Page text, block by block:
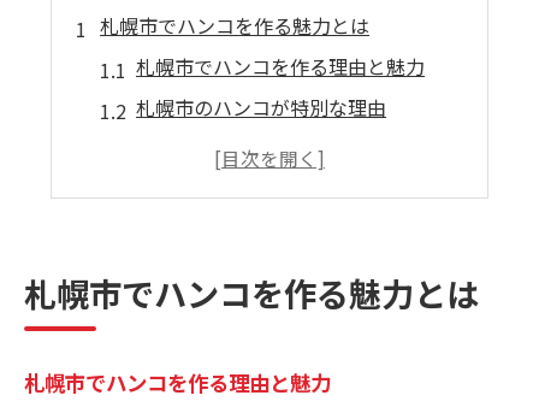
札幌市でハンコを作る魅力とは
札幌市でハンコを作る理由と魅力
札幌市のハンコが特別な理由
ハンコ制作が札幌市で人気の理由
特別なハンコを札幌市で手に入れる
印鑑作成で表現する北海道の個性
ハンコに込める北海道の魅力
札幌市でハンコを作る魅力とは
札幌市でハンコを作る理由と魅力